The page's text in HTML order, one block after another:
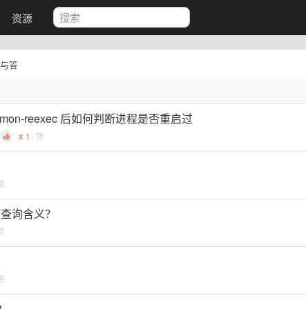
资源
答
reexec 后如何判断进程是否重启过
1 · 赞
询含义？